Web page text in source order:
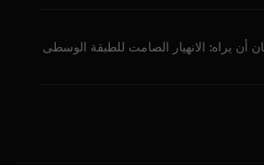
أن يراه: الانهيار الصامت للطبقة الوسطى